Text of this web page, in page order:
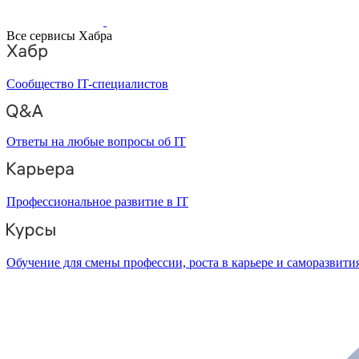
Все сервисы Хабра
Сообщество IT-специалистов
Ответы на любые вопросы об IT
Профессиональное развитие в IT
Обучение для смены профессии, роста в карьере и